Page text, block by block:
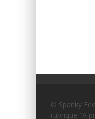
© Spanky
rubrique "A